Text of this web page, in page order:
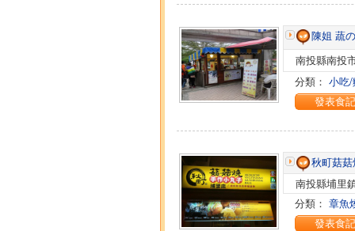
陳姐 蔬
南投縣南投
分類： 小吃
發表食記
秋町菇
南投縣埔里
分類： 章魚
發表食記